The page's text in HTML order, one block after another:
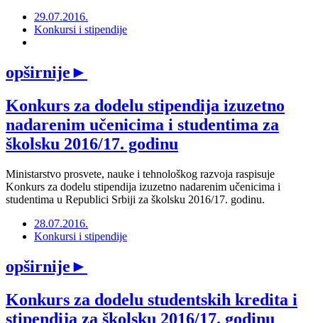
29.07.2016.
Konkursi i stipendije
opširnije►
Konkurs za dodelu stipendija izuzetno
nadarenim učenicima i studentima za
školsku 2016/17. godinu
Ministarstvo prosvete, nauke i tehnološkog razvoja raspisuje
Konkurs za dodelu stipendija izuzetno nadarenim učenicima i
studentima u Republici Srbiji za školsku 2016/17. godinu.
28.07.2016.
Konkursi i stipendije
opširnije►
Konkurs za dodelu studentskih kredita i
stipendija za školsku 2016/17. godinu